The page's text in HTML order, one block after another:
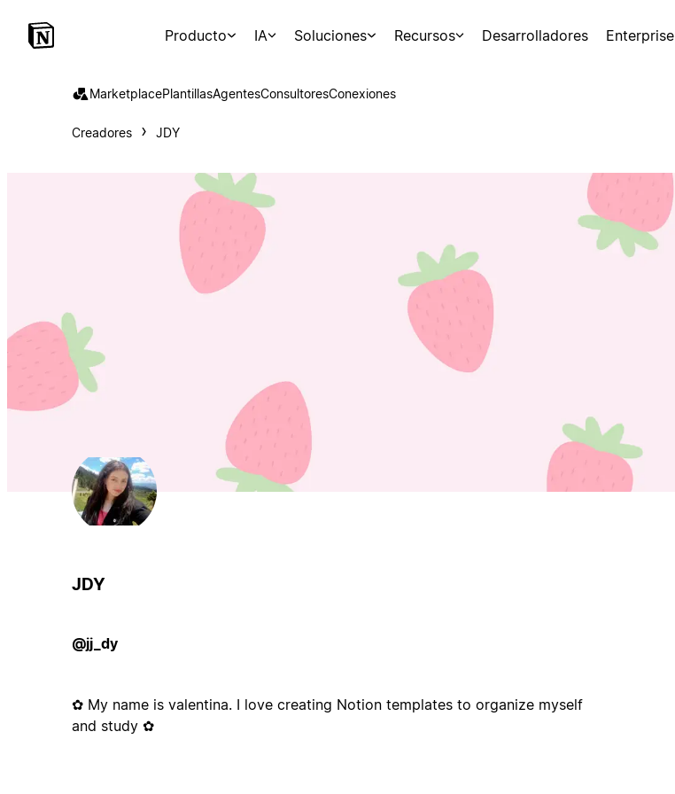
Producto IA Soluciones Recursos Desarrolladores Enterprise
MarketplacePlantillasAgentesConsultoresConexiones
Creadores JDY
JDY
@jj_dy
✿ My name is valentina. I love creating Notion templates to organize myself
and study ✿